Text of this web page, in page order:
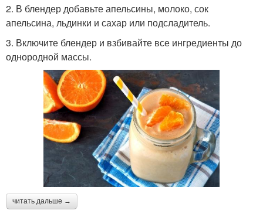
2. В блендер добавьте апельсины, молоко, сок
апельсина, льдинки и сахар или подсладитель.
3. Включите блендер и взбивайте все ингредиенты до
однородной массы.
читать дальше →